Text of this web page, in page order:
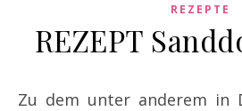
REZEPTE
REZEPT
Zu dem unter anderem in Danzig spielenden